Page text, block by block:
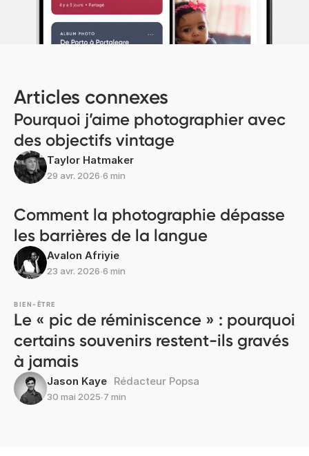
Articles connexes
Pourquoi j’aime photographier avec
des objectifs vintage
Taylor Hatmaker
29 avr. 2026∙6 min
Comment la photographie dépasse
les barrières de la langue
Avalon Afriyie
23 avr. 2026∙6 min
BIEN-ÊTRE
Le « pic de réminiscence » : pourquoi
certains souvenirs restent-ils gravés
à jamais
Jason Kaye Rédacteur Popsa
30 mai 2025∙7 min